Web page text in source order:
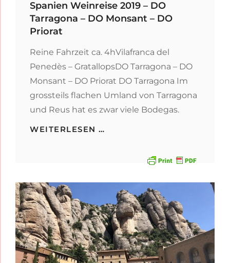
Spanien Weinreise 2019 – DO
Tarragona – DO Monsant – DO
Priorat
Reine Fahrzeit ca. 4hVilafranca del
Penedès – GratallopsDO Tarragona – DO
Monsant – DO Priorat DO Tarragona Im
grossteils flachen Umland von Tarragona
und Reus hat es zwar viele Bodegas.
WEITERLESEN …
DO
MONSANT
–
DO
PRIORAT